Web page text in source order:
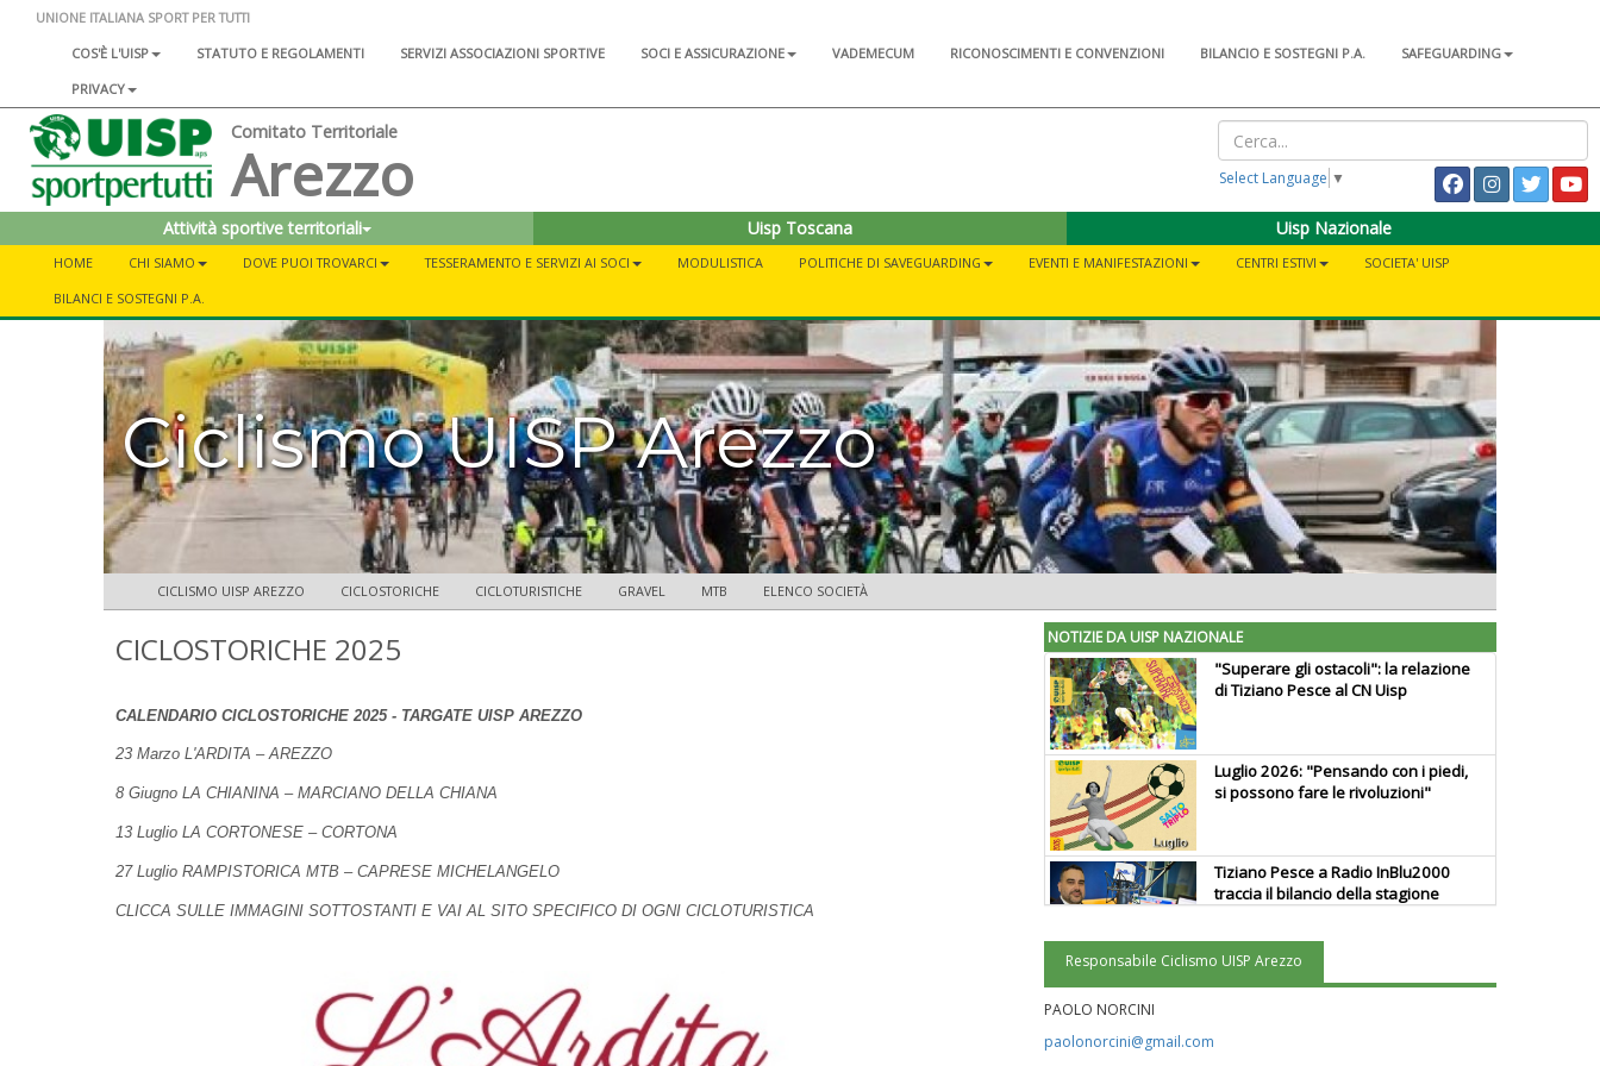
UNIONE ITALIANA SPORT PER TUTTI
COS'È L'UISP
STATUTO E REGOLAMENTI SERVIZI ASSOCIAZIONI SPORTIVE SOCI E ASSICURAZIONE VADEMECUM RICONOSCIMENTI E CONVENZIONI BILANCIO E SOSTEGNI P.A.
SAFEGUARDING
PRIVACY
Comitato Territoriale
Arezzo Select Language ▼
Attività sportive territoriali Uisp Toscana Uisp Nazionale
HOME CHI SIAMO DOVE PUOI TROVARCI TESSERAMENTO E SERVIZI AI SOCI MODULISTICA POLITICHE DI SAVEGUARDING EVENTI E MANIFESTAZIONI CENTRI ESTIVI
SOCIETA' UISP
BILANCI E SOSTEGNI P.A.
Ciclismo UISP Arezzo
CICLISMO UISP AREZZO CICLOSTORICHE CICLOTURISTICHE GRAVEL MTB ELENCO SOCIETÀ
CICLOSTORICHE 2025
CALENDARIO CICLOSTORICHE 2025 - TARGATE UISP AREZZO
23 Marzo L'ARDITA – AREZZO
8 Giugno LA CHIANINA – MARCIANO DELLA CHIANA
13 Luglio LA CORTONESE – CORTONA
27 Luglio RAMPISTORICA MTB – CAPRESE MICHELANGELO
CLICCA SULLE IMMAGINI SOTTOSTANTI E VAI AL SITO SPECIFICO DI OGNI CICLOTURISTICA
NOTIZIE DA UISP NAZIONALE
"Superare gli ostacoli": la relazione
di Tiziano Pesce al CN Uisp
Luglio 2026: "Pensando con i piedi,
si possono fare le rivoluzioni"
Tiziano Pesce a Radio InBlu2000
traccia il bilancio della stagione
Responsabile Ciclismo UISP Arezzo
PAOLO NORCINI
paolonorcini@gmail.com